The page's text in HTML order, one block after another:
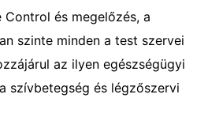
és megelőzés, a
szinte minden a test szervei
az ilyen egészségügyi
szívbetegség és légzőszervi